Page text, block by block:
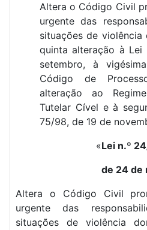
Altera o Código Civil
urgente das
situações de
quinta alteração à Lei
setembro, à
Código de
alteração ao
Tutelar Cível e à
75/98, de 19 de
«Lei n.º
de 24 de
Altera o Código Civil
urgente das
situações de violência